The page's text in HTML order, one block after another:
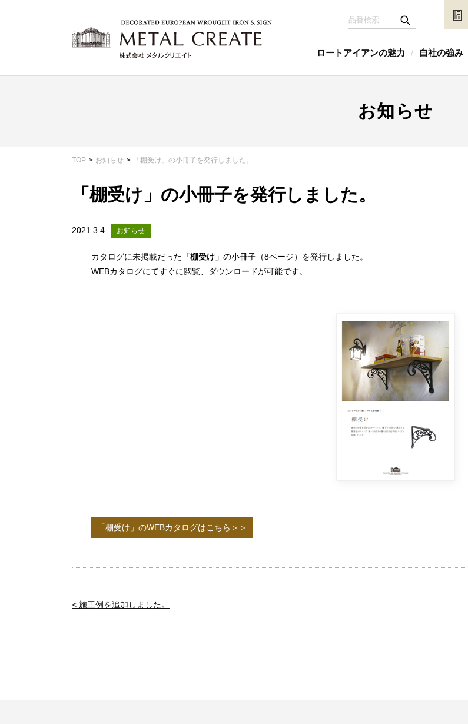
ロートアイアンの魅力 / 自社の強み
お知らせ
TOP お知らせ 「棚受け」の小冊子を発行しました。
「棚受け」の小冊子を発行しました。
2021.3.4 お知らせ
カタログに未掲載だった 「棚受け」 の小冊子（8ページ）を発行しました。
WEBカタログにてすぐに閲覧、ダウンロードが可能です。
「棚受け」のWEBカタログはこちら＞＞
< 施工例を追加しました。